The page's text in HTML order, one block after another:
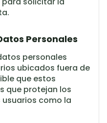
Personales
personales
ubicados fuera de
que estos
que protejan los
como la